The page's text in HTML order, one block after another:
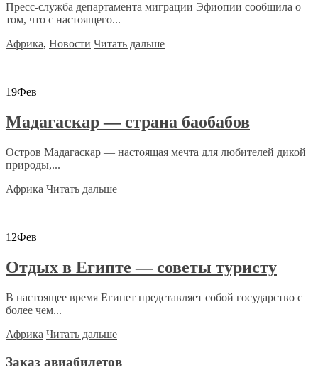
Пресс-служба департамента миграции Эфиопии сообщила о
том, что с настоящего...
Африка, Новости Читать дальше
19Фев
Мадагаскар — страна баобабов
Остров Мадагаскар — настоящая мечта для любителей дикой
природы,...
Африка Читать дальше
12Фев
Отдых в Египте — советы туристу
В настоящее время Египет представляет собой государство с
более чем...
Африка Читать дальше
Заказ авиабилетов